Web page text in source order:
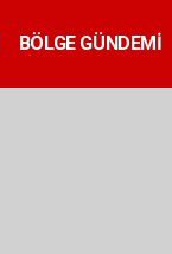
BÖLGE GÜNDEMİ